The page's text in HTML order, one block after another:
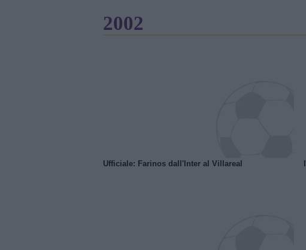
2002
Ufficiale: Farinos dall'Inter al Villareal